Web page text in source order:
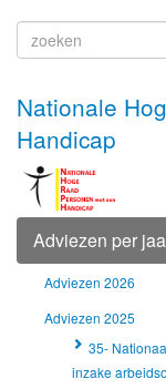
Nationale
Handicap
Adviezen per
Adviezen 2026
Adviezen 2025
35-
inzake